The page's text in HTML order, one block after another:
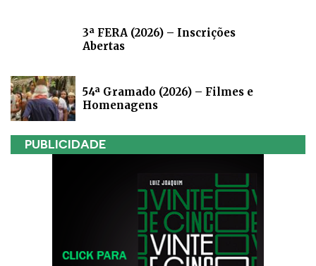
3ª FERA (2026) – Inscrições
Abertas
54ª Gramado (2026) – Filmes e
Homenagens
PUBLICIDADE